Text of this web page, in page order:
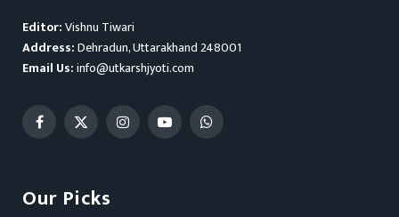
Editor:Vishnu Tiwari
Address:Dehradun, Uttarakhand 248001
Email Us:info@utkarshjyoti.com
Facebook
X
InstagramYouTubeWhatsApp
Our Picks